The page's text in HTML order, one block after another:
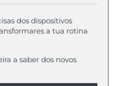
dos dispositivos
a tua rotina
a saber dos novos